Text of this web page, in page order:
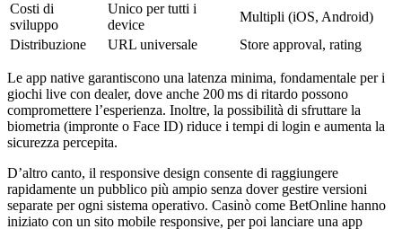
Costi di
sviluppo
Unico per tutti i
device
Multipli (iOS, Android)
Distribuzione
URL universale Store approval, rating
Le app native garantiscono una latenza minima, fondamentale per i
giochi live con dealer, dove anche 200 ms di ritardo possono
compromettere l’esperienza. Inoltre, la possibilità di sfruttare la
biometria (impronte o Face ID) riduce i tempi di login e aumenta la
sicurezza percepita.
D’altro canto, il responsive design consente di raggiungere
rapidamente un pubblico più ampio senza dover gestire versioni
separate per ogni sistema operativo. Casinò come BetOnline hanno
iniziato con un sito mobile responsive, per poi lanciare una app